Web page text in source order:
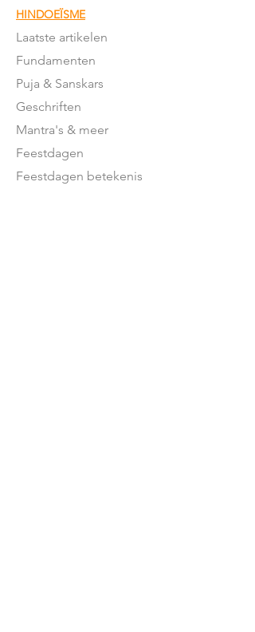
HINDOEÏSME
Laatste artikelen
Fundamenten
Puja & Sanskars
Geschriften
Mantra's & meer
Feestdagen
Feestdagen betekenis